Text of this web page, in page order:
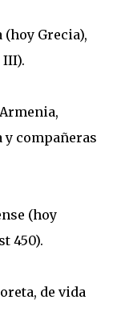
(hoy Grecia),
III).
y compañeras
(hoy
450).
de vida